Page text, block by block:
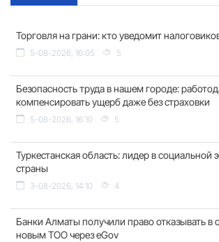
Торговля на грани: кто уведомит
5-08-2026, 16:05 5
Безопасность труда в нашем городе:
компенсировать ущерб даже без страховки
5-08-2026, 16:10 5
Туркестанская область: лидер в социальной
страны
3-08-2026, 14:10 4
Банки Алматы получили право отказывать в
новым ТОО через eGov